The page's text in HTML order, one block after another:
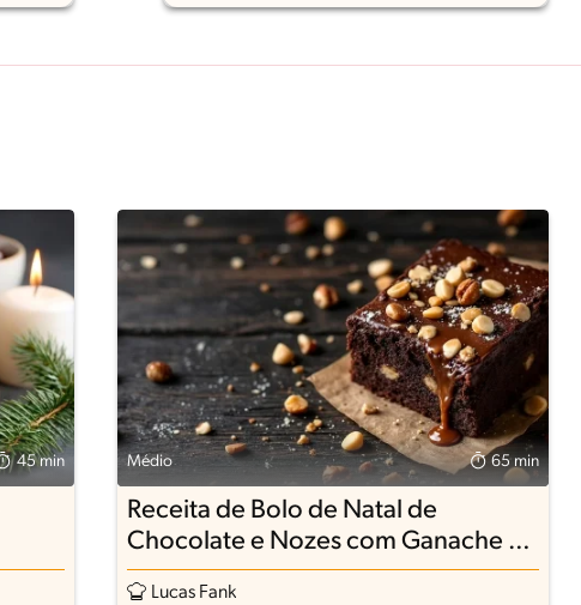
45 min Médio 65 min
Receita de Bolo de Natal de
Chocolate e Nozes com Ganache de
Leite Condensado Moça
Lucas Fank